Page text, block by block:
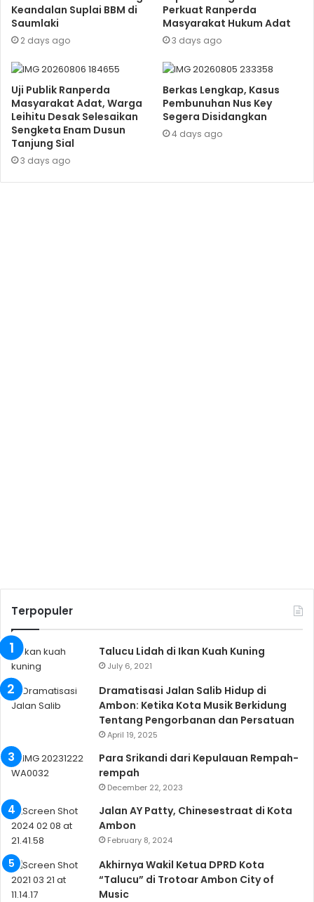
Keandalan Suplai BBM di
Saumlaki
2 days ago
Perkuat Ranperda
Masyarakat Hukum Adat
3 days ago
Uji Publik Ranperda
Masyarakat Adat, Warga
Leihitu Desak Selesaikan
Sengketa Enam Dusun
Tanjung Sial
3 days ago
Berkas Lengkap, Kasus
Pembunuhan Nus Key
Segera Disidangkan
4 days ago
Terpopuler
Talucu Lidah di Ikan Kuah Kuning
July 6, 2021
Dramatisasi Jalan Salib Hidup di
Ambon: Ketika Kota Musik Berkidung
Tentang Pengorbanan dan Persatuan
April 19, 2025
Para Srikandi dari Kepulauan Rempah-
rempah
December 22, 2023
Jalan AY Patty, Chinesestraat di Kota
Ambon
February 8, 2024
Akhirnya Wakil Ketua DPRD Kota
“Talucu” di Trotoar Ambon City of
Music